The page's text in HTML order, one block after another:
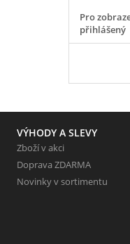
Pro
přihlášený
VÝHODY A SLEVY
Zboží v akci
Doprava ZDARMA
Novinky v sortimentu